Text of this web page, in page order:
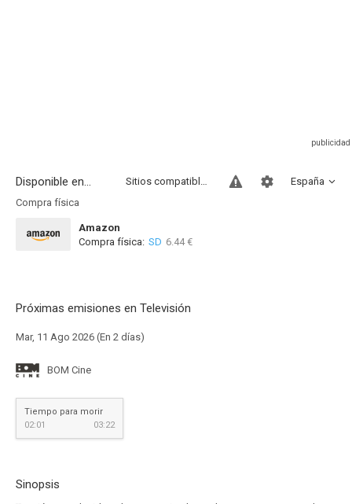
Disponible en... España
Sitios compatibles
Compra física
Amazon
Compra física: SD 6.44 €
Próximas emisiones en Televisión
Mar, 11 Ago 2026 (En 2 días)
BOM Cine
Tiempo para morir
02:01
03:22
Sinopsis